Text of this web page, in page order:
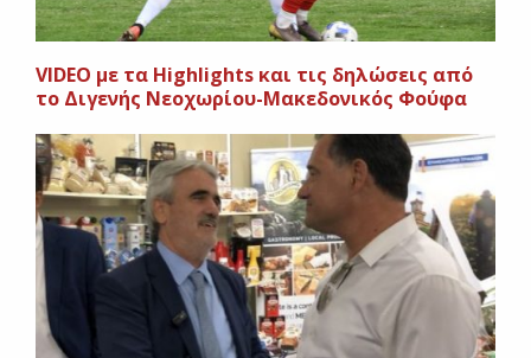
VIDEO με τα Highlights και τις δηλώσεις από
το Διγενής Νεοχωρίου-Μακεδονικός Φούφα